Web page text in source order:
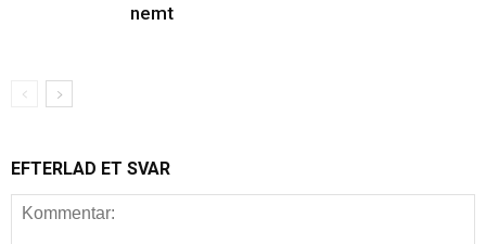
nemt
EFTERLAD ET SVAR